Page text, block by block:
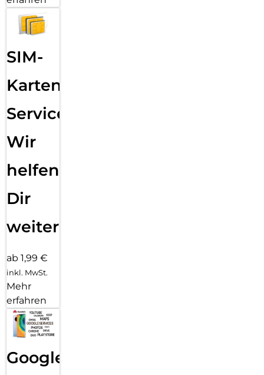
SIM-
Karten
Service:
Wir
helfen
Dir
weiter
ab 1,99 €
inkl. MwSt.
Mehr
erfahren
Google